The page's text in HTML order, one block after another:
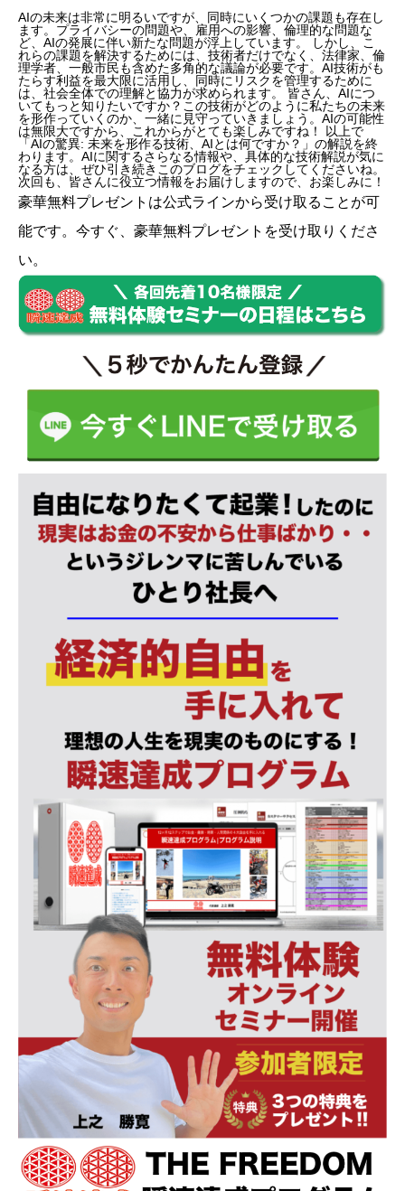
AIの未来は非常に明るいですが、同時にいくつかの課題も存在し
ます。プライバシーの問題や、雇用への影響、倫理的な問題な
ど、AIの発展に伴い新たな問題が浮上しています。 しかし、こ
れらの課題を解決するためには、技術者だけでなく、法律家、倫
理学者、一般市民も含めた多角的な議論が必要です。AI技術がも
たらす利益を最大限に活用し、同時にリスクを管理するために
は、社会全体での理解と協力が求められます。 皆さん、AIにつ
いてもっと知りたいですか？この技術がどのように私たちの未来
を形作っていくのか、一緒に見守っていきましょう。AIの可能性
は無限大ですから、これからがとても楽しみですね！ 以上で
「AIの驚異: 未来を形作る技術、AIとは何ですか？」の解説を終
わります。AIに関するさらなる情報や、具体的な技術解説が気に
なる方は、ぜひ引き続きこのブログをチェックしてくださいね。
次回も、皆さんに役立つ情報をお届けしますので、お楽しみに！
豪華無料プレゼントは公式ラインから受け取ることが可
能です。今すぐ、豪華無料プレゼントを受け取りくださ
い。